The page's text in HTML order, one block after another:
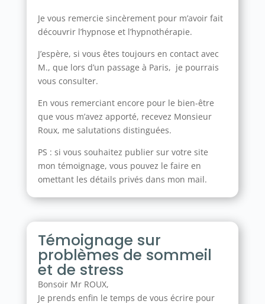
Je vous remercie sincèrement pour m’avoir fait
découvrir l’hypnose et l’hypnothérapie.
J’espère, si vous êtes toujours en contact avec
M., que lors d’un passage à Paris, je pourrais
vous consulter.
En vous remerciant encore pour le bien-être
que vous m’avez apporté, recevez Monsieur
Roux, me salutations distinguées.
PS : si vous souhaitez publier sur votre site
mon témoignage, vous pouvez le faire en
omettant les détails privés dans mon mail.
Témoignage sur
problèmes de sommeil
et de stress
Bonsoir Mr ROUX,
Je prends enfin le temps de vous écrire pour